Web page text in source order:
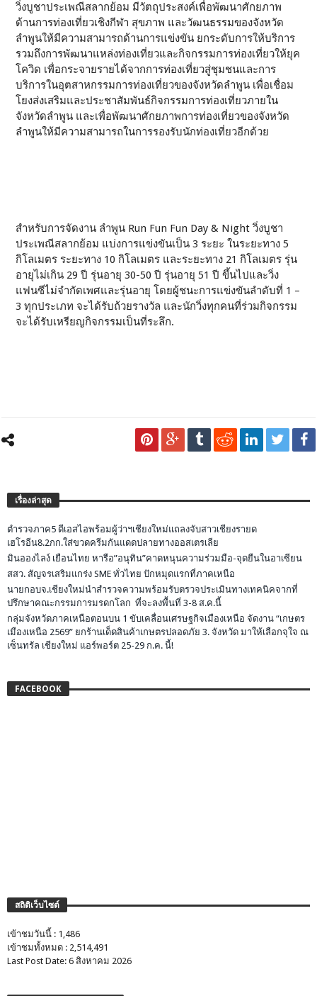
วิ่งบูชาประเพณีสลากย้อม มีวัตถุประสงค์เพื่อพัฒนาศักยภาพ
ด้านการท่องเที่ยวเชิงกีฬา สุขภาพ และวัฒนธรรมของจังหวัด
ลำพูนให้มีความสามารถด้านการแข่งขัน ยกระดับการให้บริการ
รวมถึงการพัฒนาแหล่งท่องเที่ยวและกิจกรรมการท่องเที่ยวให้ยุค
โควิด เพื่อกระจายรายได้จากการท่องเที่ยวสู่ชุมชนและการ
บริการในอุตสาหกรรมการท่องเที่ยวของจังหวัดลำพูน เพื่อเชื่อม
โยงส่งเสริมและประชาสัมพันธ์กิจกรรมการท่องเที่ยวภายใน
จังหวัดลำพูน และเพื่อพัฒนาศักยภาพการท่องเที่ยวของจังหวัด
ลำพูนให้มีความสามารถในการรองรับนักท่องเที่ยวอีกด้วย
สำหรับการจัดงาน ลำพูน Run Fun Fun Day & Night วิ่งบูชา
ประเพณีสลากย้อม แบ่งการแข่งขันเป็น 3 ระยะ ในระยะทาง 5
กิโลเมตร ระยะทาง 10 กิโลเมตร และระยะทาง 21 กิโลเมตร รุ่น
อายุไม่เกิน 29 ปี รุ่นอายุ 30-50 ปี รุ่นอายุ 51 ปี ขึ้นไปและวิ่ง
แฟนซีไม่จำกัดเพศและรุ่นอายุ โดยผู้ชนะการแข่งขันลำดับที่ 1 –
3 ทุกประเภท จะได้รับถ้วยรางวัล และนักวิ่งทุกคนที่ร่วมกิจกรรม
จะได้รับเหรียญกิจกรรมเป็นที่ระลึก.
เรื่องล่าสุด
ตำรวจภาค5 ดีเอสไอพร้อมผู้ว่าฯเชียงใหม่แถลงจับสาวเชียงรายด
เฮโรอีน8.2กก.ใส่ขวดครีมกันแดดปลายทางออสเตรเลีย
มินอองไลง์ เยือนไทย หารือ”อนุทิน”คาดหนุนความร่วมมือ-จุดยืนในอาเซียน
สสว. สัญจรเสริมแกร่ง SME ทั่วไทย ปักหมุดแรกที่ภาคเหนือ
นายกอบจ.เชียงใหม่นำสำรวจความพร้อมรับตรวจประเมินทางเทคนิคจากที่
ปรึกษาคณะกรรมการมรดกโลก ที่จะลงพื้นที่ 3-8 ส.ค.นี้
กลุ่มจังหวัดภาคเหนือตอนบน 1 ขับเคลื่อนเศรษฐกิจเมืองเหนือ จัดงาน “เกษตร
เมืองเหนือ 2569” ยกร้านเด็ดสินค้าเกษตรปลอดภัย 3. จังหวัด มาให้เลือกจุใจ ณ
เซ็นทรัล เชียงใหม่ แอร์พอร์ต 25-29 ก.ค. นี้!
FACEBOOK
สถิติเว็บไซต์
เข้าชมวันนี้ : 1,486
เข้าชมทั้งหมด : 2,514,491
Last Post Date: 6 สิงหาคม 2026